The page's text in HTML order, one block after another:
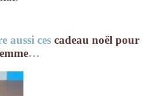
aussi ces cadeau noël pour
…